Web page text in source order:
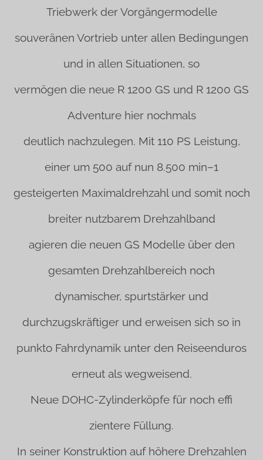
Triebwerk der Vorgängermodelle
souveränen Vortrieb unter allen Bedingungen
und in allen Situationen, so
vermögen die neue R 1200 GS und R 1200 GS
Adventure hier nochmals
deutlich nachzulegen. Mit 110 PS Leistung,
einer um 500 auf nun 8.500 min–1
gesteigerten Maximaldrehzahl und somit noch
breiter nutzbarem Drehzahlband
agieren die neuen GS Modelle über den
gesamten Drehzahlbereich noch
dynamischer, spurtstärker und
durchzugskräftiger und erweisen sich so in
punkto Fahrdynamik unter den Reiseenduros
erneut als wegweisend.
Neue DOHC-Zylinderköpfe für noch effi
zientere Füllung.
In seiner Konstruktion auf höhere Drehzahlen